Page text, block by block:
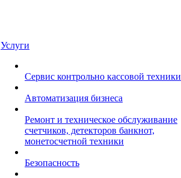
Услуги
Сервис контрольно кассовой техники
Автоматизация бизнеса
Ремонт и техническое обслуживание
счетчиков, детекторов банкнот,
монетосчетной техники
Безопасность